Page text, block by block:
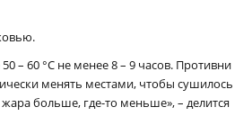
– 60 °C не менее 8 – 9 часов. Противни
менять местами, чтобы сушилось
больше, где-то меньше», – делится